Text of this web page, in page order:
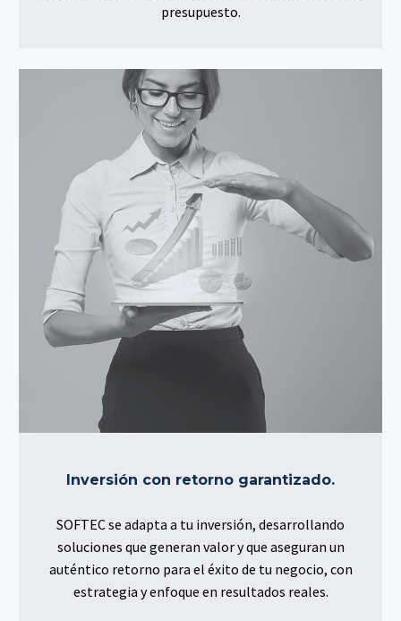
presupuesto.
Inversión con retorno garantizado.
SOFTEC se adapta a tu inversión, desarrollando
soluciones que generan valor y que aseguran un
auténtico retorno para el éxito de tu negocio, con
estrategia y enfoque en resultados reales.